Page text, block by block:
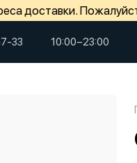
доставки.
33 10:00−23:00